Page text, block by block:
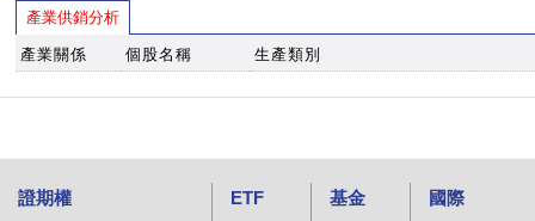
產業供銷分析
產業關係 個股名稱 生產類別
證期權 ETF 基金 國際